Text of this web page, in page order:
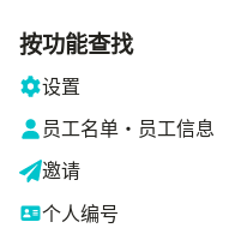
按功能查找
设置
员工名单・员工信息
邀请
个人编号